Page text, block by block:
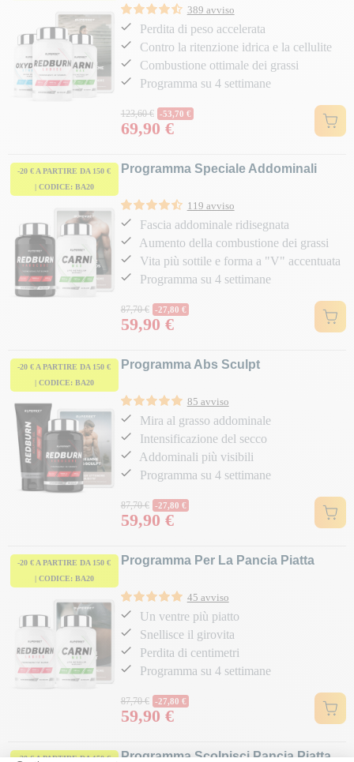
389 avviso
Perdita di peso accelerata
Contro la ritenzione idrica e la cellulite
Combustione ottimale dei grassi
Programma su 4 settimane
Prezzo normale
123,60 € -53,70 €
Prezzo
69,90 €
-20 € A PARTIRE DA 150 €
| CODICE: BA20
Programma Speciale Addominali
119 avviso
Fascia addominale ridisegnata
Aumento della combustione dei grassi
Vita più sottile e forma a "V" accentuata
Programma su 4 settimane
Prezzo normale
87,70 € -27,80 €
Prezzo
59,90 €
-20 € A PARTIRE DA 150 €
| CODICE: BA20
Programma Abs Sculpt
85 avviso
Mira al grasso addominale
Intensificazione del secco
Addominali più visibili
Programma su 4 settimane
Prezzo normale
87,70 € -27,80 €
Prezzo
59,90 €
-20 € A PARTIRE DA 150 €
| CODICE: BA20
Programma Per La Pancia Piatta
45 avviso
Un ventre più piatto
Snellisce il girovita
Perdita di centimetri
Programma su 4 settimane
Prezzo normale
87,70 € -27,80 €
Prezzo
59,90 €
-20 € A PARTIRE DA 150 €
Programma Scolpisci Pancia Piatta